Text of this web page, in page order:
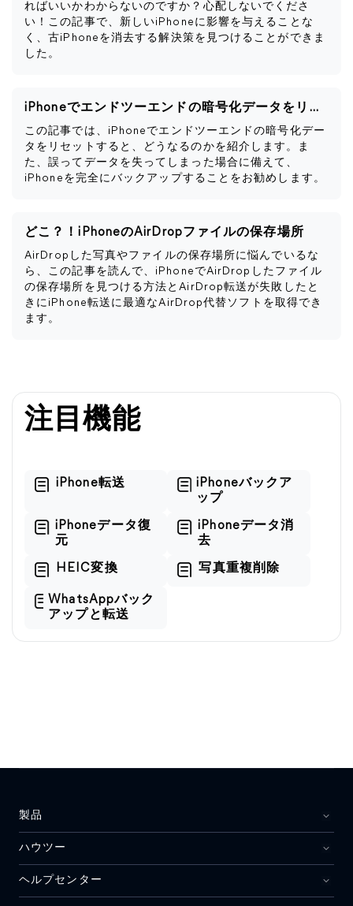
ればいいかわからないのですか？心配しないでくださ
い！この記事で、新しいiPhoneに影響を与えることな
く、古iPhoneを消去する解決策を見つけることができま
した。
iPhoneでエンドツーエンドの暗号化データをリセットするとどうなるか
この記事では、iPhoneでエンドツーエンドの暗号化デー
タをリセットすると、どうなるのかを紹介します。ま
た、誤ってデータを失ってしまった場合に備えて、
iPhoneを完全にバックアップすることをお勧めします。
どこ？！iPhoneのAirDropファイルの保存場所
AirDropした写真やファイルの保存場所に悩んでいるな
ら、この記事を読んで、iPhoneでAirDropしたファイル
の保存場所を見つける方法とAirDrop転送が失敗したと
きにiPhone転送に最適なAirDrop代替ソフトを取得でき
ます。
注目機能
iPhone転送
iPhoneバックア
ップ
iPhoneデータ復
元
iPhoneデータ消
去
HEIC変換 写真重複削除
WhatsAppバック
アップと転送
製品
ハウツー
ヘルプセンター